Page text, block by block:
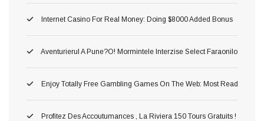
Internet Casino For Real Money: Doing $8000 Added Bonus
Aventurierul A Pune?o! Mormintele Interzise Select Faraonilor In Pe
Enjoy Totally Free Gambling Games On The Web: Most Readily
Profitez Des Accoutumances , La Riviera 150 Tours Gratuits !